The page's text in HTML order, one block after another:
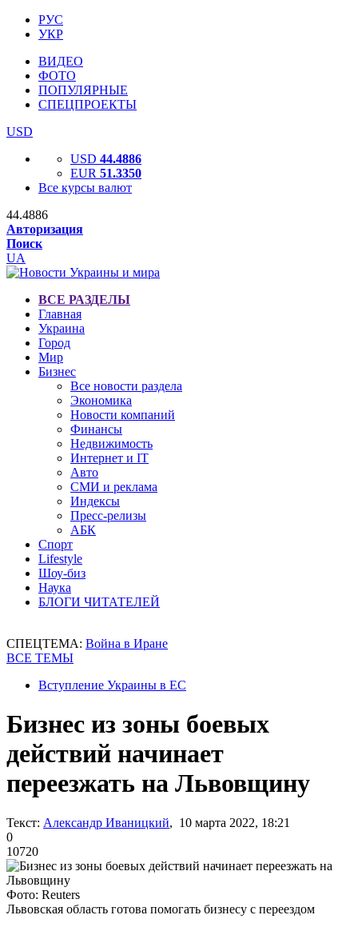
РУС
УКР
ВИДЕО
ФОТО
ПОПУЛЯРНЫЕ
СПЕЦПРОЕКТЫ
USD
USD 44.4886
EUR 51.3350
Все курсы валют
44.4886
Авторизация
Поиск
UA
ВСЕ РАЗДЕЛЫ
Главная
Украина
Город
Мир
Бизнес
Все новости раздела
Экономика
Новости компаний
Финансы
Недвижимость
Интернет и IT
Авто
СМИ и реклама
Индексы
Пресс-релизы
АБК
Спорт
Lifestyle
Шоу-биз
Наука
БЛОГИ ЧИТАТЕЛЕЙ
СПЕЦТЕМА: Война в Иране
ВСЕ ТЕМЫ
Вступление Украины в ЕС
Бизнес из зоны боевых
действий начинает
переезжать на Львовщину
Текст: Александр Иваницкий, 10 марта 2022, 18:21
0
10720
Фото: Reuters
Львовская область готова помогать бизнесу с переездом